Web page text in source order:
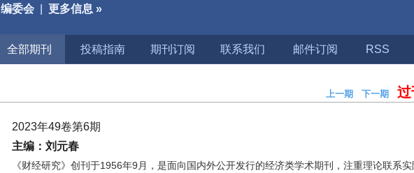
编委会 更多信息 »
全部期刊 投稿指南 期刊订阅 联系我们 邮件订阅 RSS
上一期 下一期过
2023年49卷第6期
主编：刘元春
《财经研究》创刊于1956年9月，是面向国内外公开发行的经济类学术期刊，注重理论联系